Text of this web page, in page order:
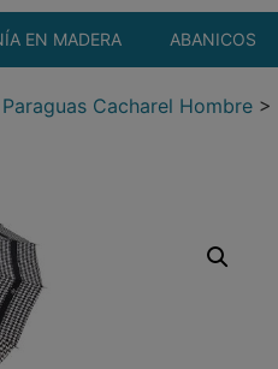
EN MADERA ABANICOS
Paraguas Cacharel Hombre >